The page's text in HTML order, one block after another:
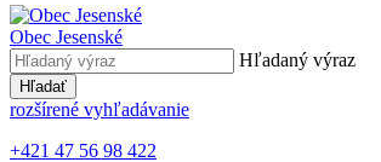
Obec Jesenské
Hľadaný výraz
Hľadať
rozšírené vyhľadávanie
+421 47 56 98 422